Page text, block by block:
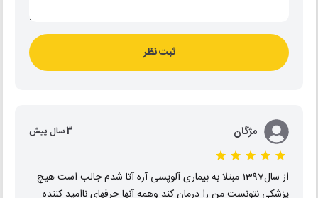
ثبت نظر
مژگان 3 سال پیش
از سال1397 مبتلا به بیماری آلوپسی آره آتا شدم جالب است هیچ
پزشکی نتونست من را درمان کند وهمه آنها حرفهای ناامید کننده